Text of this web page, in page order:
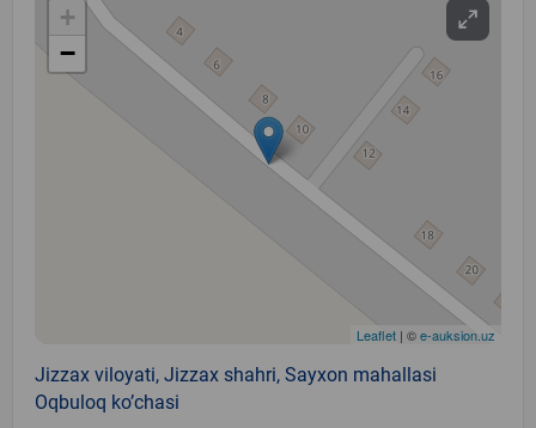
+
−
Leaflet | ©e-auksion.uz
Jizzax viloyati, Jizzax shahri, Sayxon mahallasi
Oqbuloq ko’chasi